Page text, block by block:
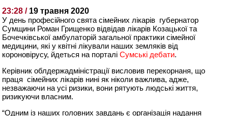
23:28 / 19 травня 2020
У день професійного свята сімейних лікарів губернатор
Сумщини Роман Грищенко відвідав лікарів Козацької та
Бочечківської амбулаторій загальної практики сімейної
медицини, які у квітні лікували наших земляків від
короновірусу, йдеться на порталіСумські дебати.
Керівник облдержадміністрації висловив перекорнаня, що
праця сімейних лікарів нині як ніколи важлива, адже,
незважаючи на усі ризики, вони рятують людські життя,
ризикуючи власним.
“Одним із наших головних завдань є організація надання